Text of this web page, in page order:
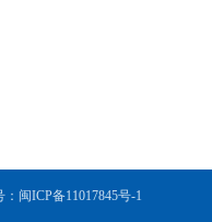
闽ICP备11017845号-1